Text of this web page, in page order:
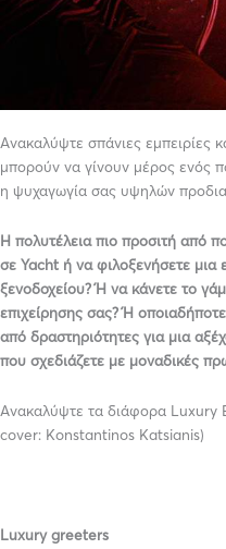
Ανακαλύψτε σπάνιες εμπειρίες
μπορούν να γίνουν μέρος ενός
η ψυχαγωγία σας υψηλών
Η πολυτέλεια πιο προσιτή από
σε Yacht ή να φιλοξενήσετε μια
ξενοδοχείου? Ή να κάνετε το
επιχείρησης σας? Ή
από δραστηριότητες για μια
που σχεδιάζετε με μοναδικές
Ανακαλύψτε τα διάφορα Luxury
cover: Konstantinos Katsianis)
Luxury greeters